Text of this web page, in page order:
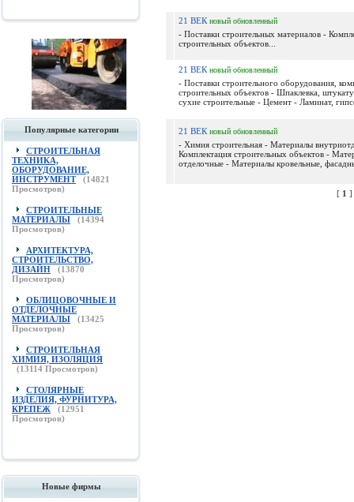
Популярные категории
СТРОИТЕЛЬНАЯ
ТЕХНИКА,
ОБОРУДОВАНИЕ,
ИНСТРУМЕНТ
(14821
Просмотров)
СТРОИТЕЛЬНЫЕ
МАТЕРИАЛЫ
(14394
Просмотров)
АРХИТЕКТУРА,
СТРОИТЕЛЬСТВО,
ДИЗАЙН
(13870
Просмотров)
ОБЛИЦОВОЧНЫЕ И
ОТДЕЛОЧНЫЕ
МАТЕРИАЛЫ
(13425
Просмотров)
СТРОИТЕЛЬНАЯ
ХИМИЯ, ИЗОЛЯЦИЯ
(13114 Просмотров)
СТОЛЯРНЫЕ
ИЗДЕЛИЯ, ФУРНИТУРА,
КРЕПЕЖ
(12951
Просмотров)
Новые фирмы
21 ВЕК новый обновленный
- Поставки строительных материалов -
строительных объектов...
21 ВЕК новый обновленный
- Поставки строительного оборудования,
строительных объектов - Шпаклевка,
сухие строительные - Цемент - Ламинат,
21 ВЕК новый обновленный
- Химия строительная - Материалы
Комплектация строительных объектов -
отделочные - Материалы кровельные,
[ 1 ]